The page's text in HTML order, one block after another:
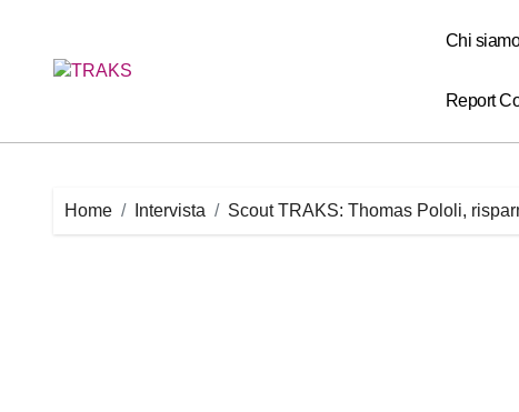
content
Chi
Report
Home Intervista Scout TRAKS: Thomas Pololi,